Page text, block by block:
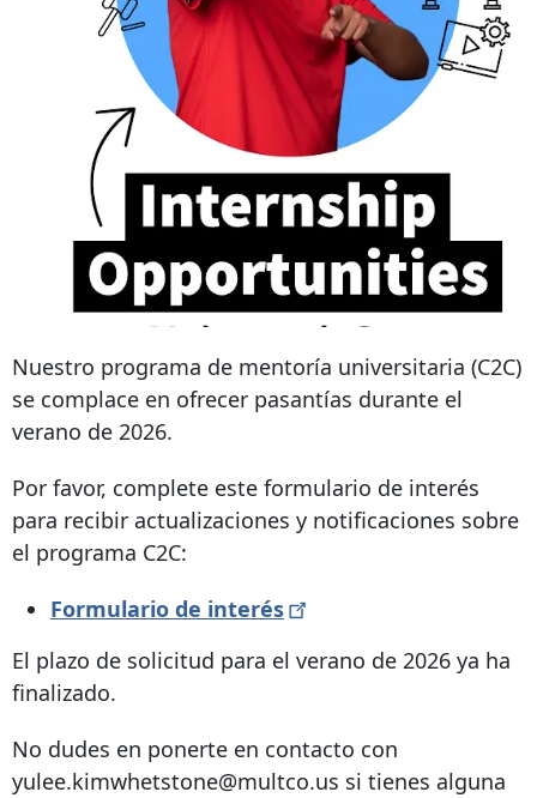
Nuestro programa de mentoría universitaria (C2C)
se complace en ofrecer pasantías durante el
verano de 2026.
Por favor, complete este formulario de interés
para recibir actualizaciones y notificaciones sobre
el programa C2C:
Formulario de interés
El plazo de solicitud para el verano de 2026 ya ha
finalizado.
No dudes en ponerte en contacto con
yulee.kimwhetstone@multco.us si tienes alguna